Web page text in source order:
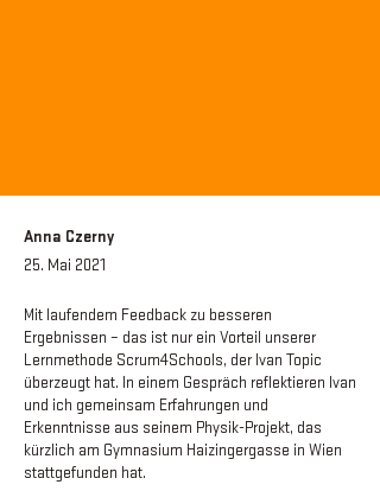
Anna Czerny
25. Mai 2021
Mit laufendem Feedback zu besseren
Ergebnissen – das ist nur ein Vorteil unserer
Lernmethode Scrum4Schools, der Ivan Topic
überzeugt hat. In einem Gespräch reflektieren Ivan
und ich gemeinsam Erfahrungen und
Erkenntnisse aus seinem Physik-Projekt, das
kürzlich am Gymnasium Haizingergasse in Wien
stattgefunden hat.